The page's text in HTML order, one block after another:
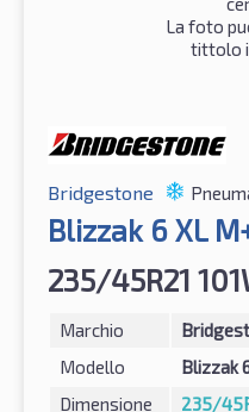
La foto
tittolo
Bridgestone
Blizzak 6 XL
235/45R21
Marchio
Modello
Blizzak
Dimensione
235/